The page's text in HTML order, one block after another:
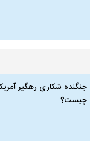
چیست؟